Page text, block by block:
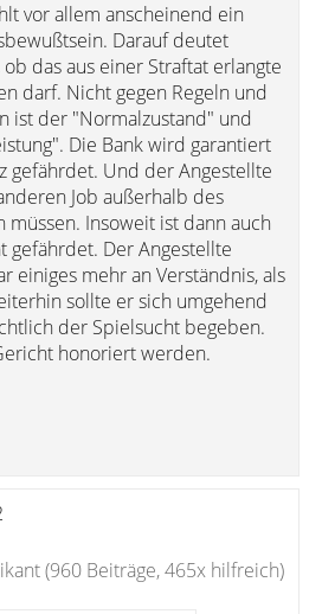
vor allem anscheinend ein
Darauf deutet
das aus einer Straftat erlangte
darf. Nicht gegen Regeln und
ist der "Normalzustand" und
Die Bank wird garantiert
gefährdet. Und der Angestellte
Job außerhalb des
müssen. Insoweit ist dann auch
gefährdet. Der Angestellte
einiges mehr an Verständnis, als
sollte er sich umgehend
der Spielsucht begeben.
honoriert werden.
(960 Beiträge, 465x hilfreich)